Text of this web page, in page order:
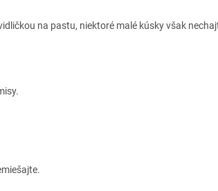
na pastu, niektoré malé kúsky však